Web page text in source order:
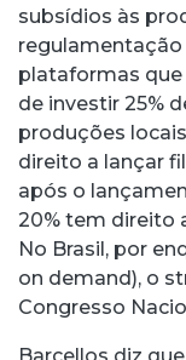
subsídios às
regulamentação
plataformas
de investir 25%
produções
direito a lançar
após o
20% tem direito
No Brasil, por
on demand), o
Congresso